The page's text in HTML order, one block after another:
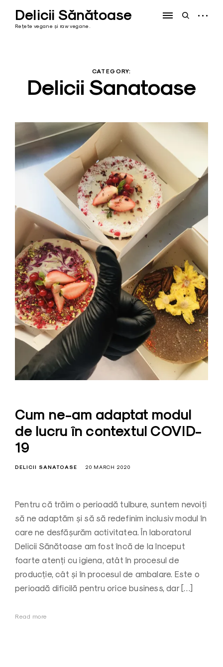
contentDelicii Sănătoase
Rețete vegane și raw vegane.
openopen
CATEGORY:
Delicii Sanatoase
Cum ne-am adaptat modul
de lucru în contextul COVID-
19
DELICII SANATOASE 20 MARCH 2020
Pentru că trăim o perioadă tulbure, suntem nevoiți
să ne adaptăm și să să redefinim inclusiv modul în
care ne desfășurăm activitatea. În laboratorul
Delicii Sănătoase am fost încă de la început
foarte atenți cu igiena, atât în procesul de
producție, cât și în procesul de ambalare. Este o
perioadă dificilă pentru orice business, dar […]
Read more